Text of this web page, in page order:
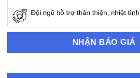
Đội ngũ hỗ trợ thân thiện, nhiệt tình
NHẬN BÁO GIÁ